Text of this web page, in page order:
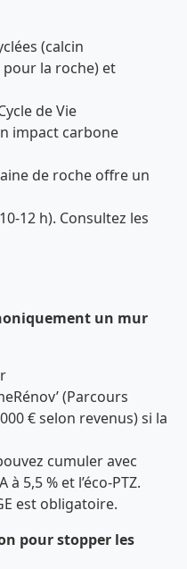
(calcin
la roche) et
de Vie
impact carbone
de roche offre un
12 h). Consultez les
un mur
(Parcours
€ selon revenus) si la
cumuler avec
à 5,5 % et l’éco-PTZ.
est obligatoire.
pour stopper les